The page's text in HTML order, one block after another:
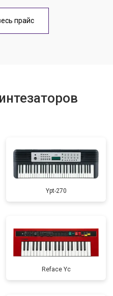
от 1200 ₽
от 1500 ₽ Заказать
прайс
Ypt-270
Reface Yc